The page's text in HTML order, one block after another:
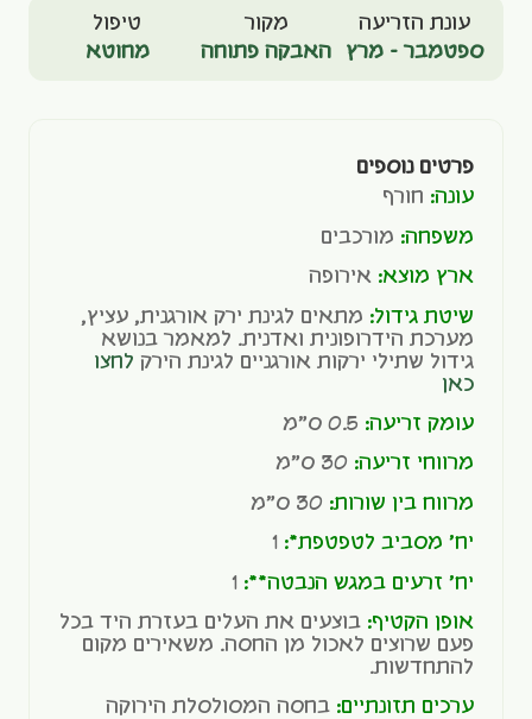
עונת הזריעה
ספטמבר - מרץ
מקור
האבקה פתוחה
טיפול
מחוטא
פרטים נוספים
עונה: חורף
משפחה: מורכבים
ארץ מוצא: אירופה
שיטת גידול: מתאים לגינת ירק אורגנית, עציץ,
מערכת הידרופונית ואדנית. למאמר בנושא
גידול שתילי ירקות אורגניים לגינת הירק לחצו
כאן
עומק זריעה:
מרווחי זריעה:
מרווח בין שורות:
יח' מסביב לטפטפת*: 1
יח' זרעים במגש הנבטה**:
אופן הקטיף: בוצעים את העלים בעזרת היד בכל
פעם שרוצים לאכול מן החסה. משאירים מקום
להתחדשות.
ערכים תזונתיים: בחסה המסולסלת הירוקה